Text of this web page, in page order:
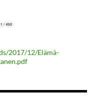
2017/12/Elämä-